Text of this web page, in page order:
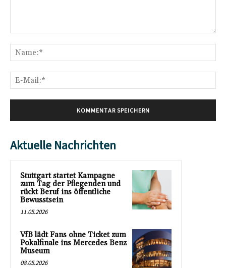
Aktuelle Nachrichten
Stuttgart startet Kampagne
zum Tag der Pflegenden und
rückt Beruf ins öffentliche
Bewusstsein
11.05.2026
VfB lädt Fans ohne Ticket zum
Pokalfinale ins Mercedes Benz
Museum
08.05.2026